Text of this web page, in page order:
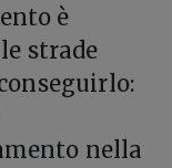
è
strade
nella